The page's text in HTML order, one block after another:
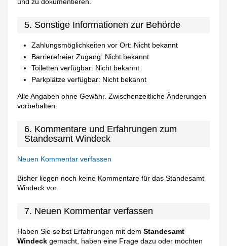
und zu dokumentieren.
5. Sonstige Informationen zur Behörde
Zahlungsmöglichkeiten vor Ort: Nicht bekannt
Barrierefreier Zugang: Nicht bekannt
Toiletten verfügbar: Nicht bekannt
Parkplätze verfügbar: Nicht bekannt
Alle Angaben ohne Gewähr. Zwischenzeitliche Änderungen
vorbehalten.
6. Kommentare und Erfahrungen zum
Standesamt Windeck
Neuen Kommentar verfassen
Bisher liegen noch keine Kommentare für das Standesamt
Windeck vor.
7. Neuen Kommentar verfassen
Haben Sie selbst Erfahrungen mit demStandesamt
Windeck gemacht, haben eine Frage dazu oder möchten